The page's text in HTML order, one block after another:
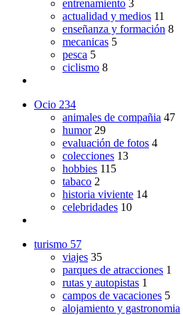
entrenamiento 3
actualidad y medios 11
enseñanza y formación 8
mecanicas 5
pesca 5
ciclismo 8
Ocio 234
animales de compañia 47
humor 29
evaluación de fotos 4
colecciones 13
hobbies 115
tabaco 2
historia viviente 14
celebridades 10
turismo 57
viajes 35
parques de atracciones 1
rutas y autopistas 1
campos de vacaciones 5
alojamiento y gastronomia